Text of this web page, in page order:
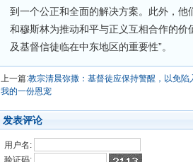
到一个公正和全面的解决方案。此外，
和穆斯林为推动和平与正义互相合作的
及基督信徒临在中东地区的重要性”。
上一篇:教宗清晨弥撒：基督徒应保持警醒，以免陷
我的一份恩宠
发表评论
用户名:
验证码: